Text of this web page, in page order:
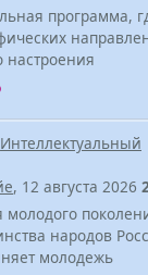
программа,
настроения
Интеллектуальный
, 12 августа 2026
народов
молодежь